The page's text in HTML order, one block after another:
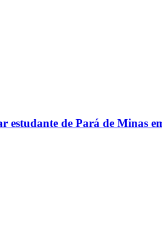
estudante de Pará de Minas